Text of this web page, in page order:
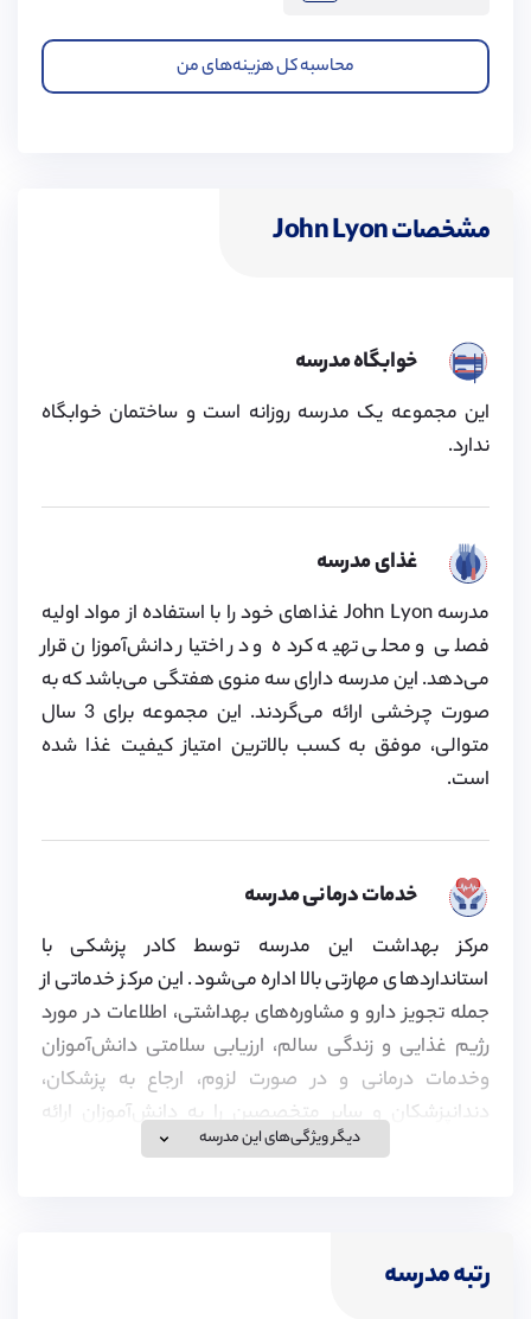
محاسبه کل هزینه‌های من
مشخصات John Lyon
خوابگاه مدرسه
این مجموعه یک مدرسه روزانه است و ساختمان خوابگاه
ندارد.
غذای مدرسه
مدرسه John Lyon غذاهای خود را با استفاده از مواد اولیه
فصلی و محلی تهیه کرده و در اختیار دانش‌آموزان قرار
می‌دهد. این مدرسه دارای سه منوی هفتگی می‌باشد که به
صورت چرخشی ارائه می‌گردند. این مجموعه برای 3 سال
متوالی، موفق به کسب بالاترین امتیاز کیفیت غذا شده
است.
خدمات درمانی مدرسه
مرکز بهداشت این مدرسه توسط کادر پزشکی با
استانداردهای مهارتی بالا اداره می‌شود. این مرکز خدماتی از
جمله تجویز دارو و مشاوره‌های بهداشتی، اطلاعات در مورد
رژیم غذایی و زندگی سالم، ارزیابی سلامتی دانش‌آموزان
وخدمات درمانی و در صورت لزوم، ارجاع به پزشکان،
دندانپزشکان و سایر متخصصین را به دانش‌آموزان ارائه
ویزای تحصیلی
دیگر ویژگی‌های این مدرسه
رتبه مدرسه